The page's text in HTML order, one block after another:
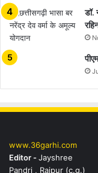
डॉ.
www.36garhi.com
Editor -Jayshree
Pandri , Raipur (c.g.)